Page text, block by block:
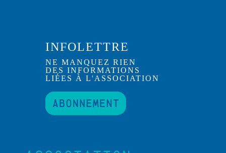
INFOLETTRE
NE MANQUEZ RIEN
DES INFORMATIONS
LIÉES À L'ASSOCIATION